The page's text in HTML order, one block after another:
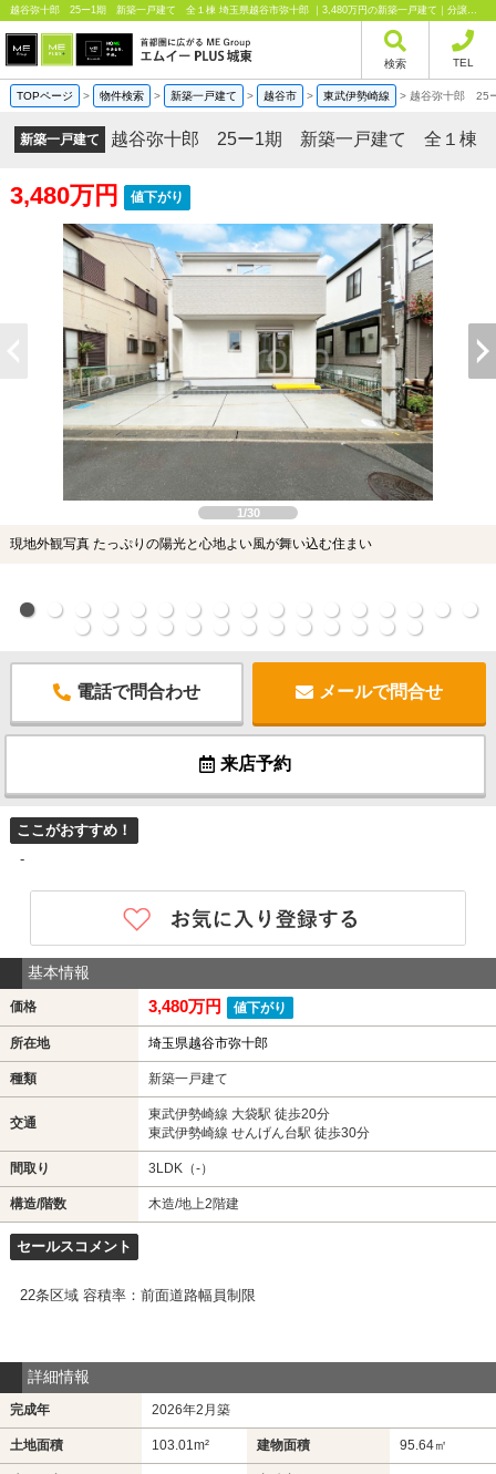
越谷弥十郎 25ー1期 新築一戸建て 全１棟 埼玉県越谷市弥十郎 ｜3,480万円の新築一戸建て｜分譲住宅や新築物件｜エムイーPLUS城東株式会社
検索 TEL
TOPページ > 物件検索 > 新築一戸建て > 越谷市 > 東武伊勢崎線 > 越谷弥十郎 25
新築一戸建て 越谷弥十郎 25ー1期 新築一戸建て 全１棟
3,480万円 値下がり
1/30
現地外観写真 たっぷりの陽光と心地よい風が舞い込む住まい
電話で問合わせ メールで問合せ
来店予約
ここがおすすめ！
-
基本情報
価格 3,480万円 値下がり
所在地 埼玉県越谷市弥十郎
種類 新築一戸建て
交通
東武伊勢崎線 大袋駅 徒歩20分
東武伊勢崎線 せんげん台駅 徒歩30分
間取り 3LDK（-）
構造/階数 木造/地上2階建
セールスコメント
22条区域 容積率：前面道路幅員制限
詳細情報
完成年 2026年2月築
土地面積 103.01m² 建物面積 95.64㎡